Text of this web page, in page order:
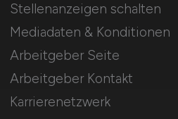
Stellenanzeigen schalten
Mediadaten & Konditionen
Arbeitgeber Seite
Arbeitgeber Kontakt
Karrierenetzwerk